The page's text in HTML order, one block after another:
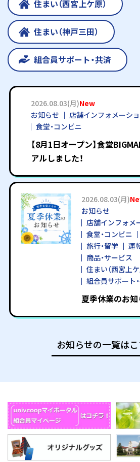
住まい（西宮上ケ原）
住まい（神戸三田）
組合員サポート・共済
2026.08.03(月)New
お知らせ
店舗インフォメーシ
食堂・コンビニ
【8月1日オープン】食堂
アルしました！
2026.08.03(月)
お知らせ
店舗インフォメ
食堂・コンビニ
旅行・留学
運
商品・サービス
住まい（西宮上
組合員サポート
夏季休業のお
2026.07.31(金)お知らせ 組合員
令和８年熊本地震により被害
2026年7月 New
お知らせ
書籍
2026年度秋学
お知らせの一覧は